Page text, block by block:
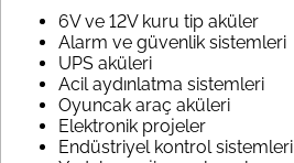
6V ve 12V kuru tip aküler
Alarm ve güvenlik sistemleri
UPS aküleri
Acil aydınlatma sistemleri
Oyuncak araç aküleri
Elektronik projeler
Endüstriyel kontrol sistemleri